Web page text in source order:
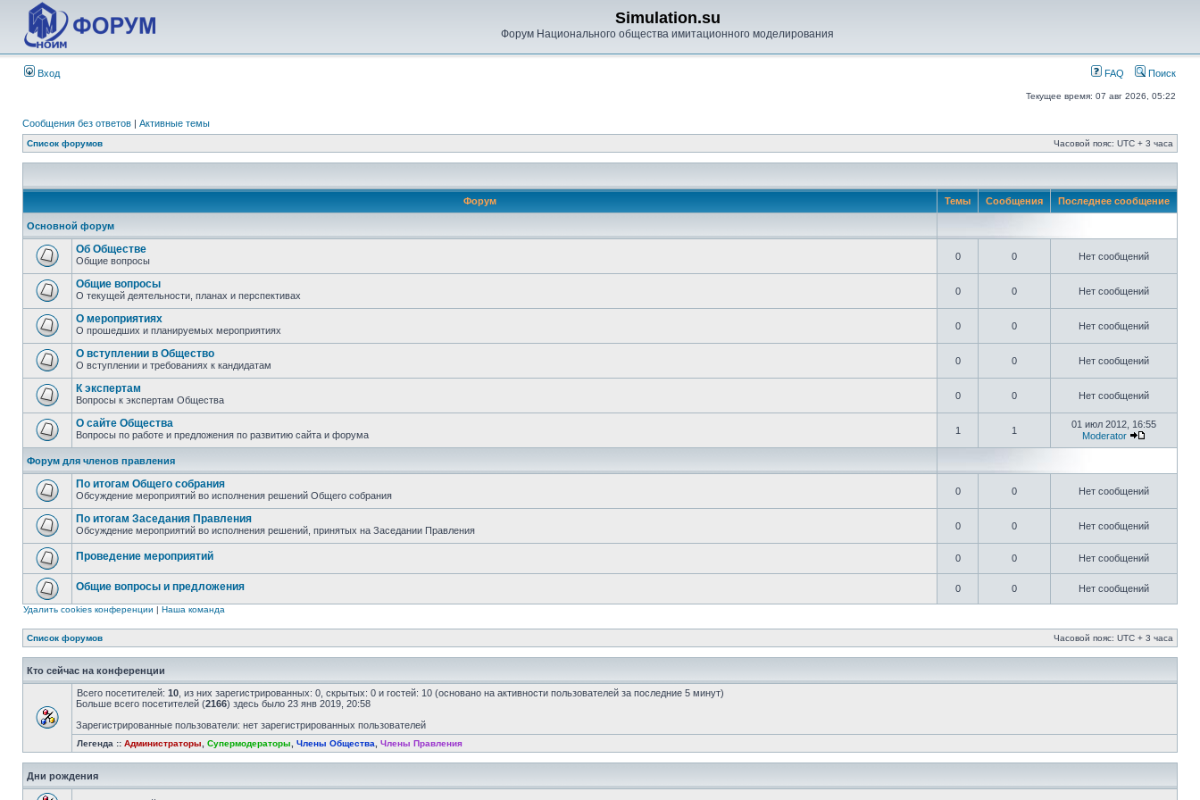
Simulation.su
Форум Национального общества имитационного моделирования
Вход FAQ Поиск
Текущее время: 07 авг 2026, 05:22
Сообщения без ответов | Активные темы
Список форумов Часовой пояс: UTC + 3 часа
Форум Темы Сообщения Последнее сообщение
Основной форум
Об Обществе
Общие вопросы 0 0 Нет сообщений
Общие вопросы
О текущей деятельности, планах и перспективах 0 0 Нет сообщений
О мероприятиях
О прошедших и планируемых мероприятиях 0 0 Нет сообщений
О вступлении в Общество
О вступлении и требованиях к кандидатам 0 0 Нет сообщений
К экспертам
Вопросы к экспертам Общества 0 0 Нет сообщений
О сайте Общества
Вопросы по работе и предложения по развитию сайта и форума 1 1
01 июл 2012, 16:55
Moderator
Форум для членов правления
По итогам Общего собрания
Обсуждение мероприятий во исполнения решений Общего собрания 0 0 Нет сообщений
По итогам Заседания Правления
Обсуждение мероприятий во исполнения решений, принятых на Заседании Правления 0 0 Нет сообщений
Проведение мероприятий 0 0 Нет сообщений
Общие вопросы и предложения 0 0 Нет сообщений
Удалить cookies конференции | Наша команда
Список форумов Часовой пояс: UTC + 3 часа
Кто сейчас на конференции
Всего посетителей: 10 , из них зарегистрированных: 0, скрытых: 0 и гостей: 10 (основано на активности пользователей за последние 5 минут)
Больше всего посетителей (2166) здесь было 23 янв 2019, 20:58
Зарегистрированные пользователи: нет зарегистрированных пользователей
Легенда :: Администраторы Супермодераторы Члены Общества Члены Правления
Дни рождения